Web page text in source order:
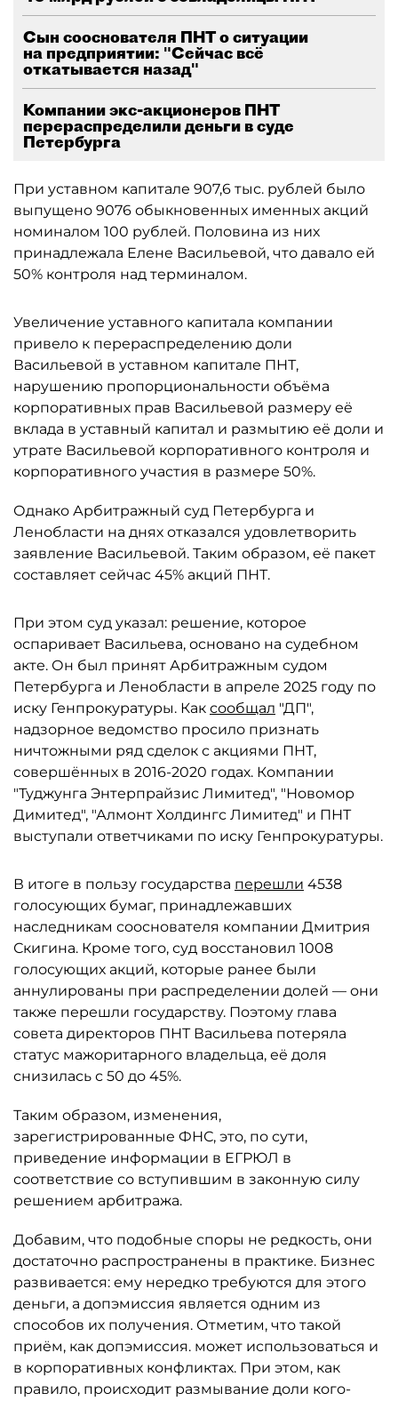
Сын сооснователя ПНТ о ситуации
на предприятии: "Сейчас всё
откатывается назад"
Компании экс-акционеров ПНТ
перераспределили деньги в суде
Петербурга
При уставном капитале 907,6 тыс. рублей было
выпущено 9076 обыкновенных именных акций
номиналом 100 рублей. Половина из них
принадлежала Елене Васильевой, что давало ей
50% контроля над терминалом.
Увеличение уставного капитала компании
привело к перераспределению доли
Васильевой в уставном капитале ПНТ,
нарушению пропорциональности объёма
корпоративных прав Васильевой размеру её
вклада в уставный капитал и размытию её доли и
утрате Васильевой корпоративного контроля и
корпоративного участия в размере 50%.
Однако Арбитражный суд Петербурга и
Ленобласти на днях отказался удовлетворить
заявление Васильевой. Таким образом, её пакет
составляет сейчас 45% акций ПНТ.
При этом суд указал: решение, которое
оспаривает Васильева, основано на судебном
акте. Он был принят Арбитражным судом
Петербурга и Ленобласти в апреле 2025 году по
иску Генпрокуратуры. Как сообщал "ДП",
надзорное ведомство просило признать
ничтожными ряд сделок с акциями ПНТ,
совершённых в 2016-2020 годах. Компании
"Туджунга Энтерпрайзис Лимитед", "Новомор
Димитед", "Алмонт Холдингс Лимитед" и ПНТ
выступали ответчиками по иску Генпрокуратуры.
В итоге в пользу государства перешли 4538
голосующих бумаг, принадлежавших
наследникам сооснователя компании Дмитрия
Скигина. Кроме того, суд восстановил 1008
голосующих акций, которые ранее были
аннулированы при распределении долей — они
также перешли государству. Поэтому глава
совета директоров ПНТ Васильева потеряла
статус мажоритарного владельца, её доля
снизилась с 50 до 45%.
Таким образом, изменения,
зарегистрированные ФНС, это, по сути,
приведение информации в ЕГРЮЛ в
соответствие со вступившим в законную силу
решением арбитража.
Добавим, что подобные споры не редкость, они
достаточно распространены в практике. Бизнес
развивается: ему нередко требуются для этого
деньги, а допэмиссия является одним из
способов их получения. Отметим, что такой
приём, как допэмиссия. может использоваться и
в корпоративных конфликтах. При этом, как
правило, происходит размывание доли кого-